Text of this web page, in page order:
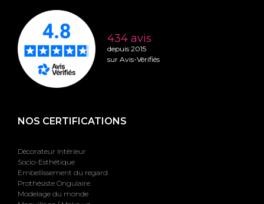
434 avis
depuis 2015
sur Avis-Vérifiés
NOS CERTIFICATIONS
Décorateur Intérieur
Socio-Esthétique
Embellissement du regard
Prothésiste Ongulaire
Modelage du monde